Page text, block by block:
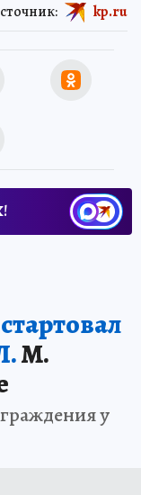
kp.ru
М.
у